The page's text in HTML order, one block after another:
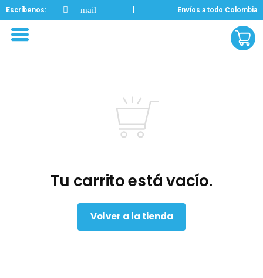
Escríbenos: Envíos a todo Colombia
Tu carrito está vacío.
Volver a la tienda